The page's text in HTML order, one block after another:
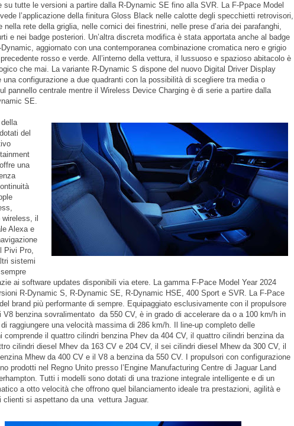
su tutte le versioni a partire dalla R-Dynamic SE fino alla SVR. La F-Ppace Model
l’applicazione della finitura Gloss Black nelle calotte degli specchietti retrovisori,
nella rete della griglia, nelle cornici dei finestrini, nelle prese d’aria dei parafanghi,
e nei badge posteriori. Un’altra discreta modifica è stata apportata anche al badge
aggiornato con una contemporanea combinazione cromatica nero e grigio
rosso e verde. All’interno della vettura, il lussuoso e spazioso abitacolo è
che mai. La variante R-Dynamic S dispone del nuovo Digital Driver Display
una configurazione a due quadranti con la possibilità di scegliere tra media o
pannello centrale mentre il Wireless Device Charging è di serie a partire dalla
SE.
del
una
wireless, il
Alexa e
Pivi Pro,
sistemi
ai software updates disponibili via etere. La gamma F-Pace Model Year 2024
R-Dynamic S, R-Dynamic SE, R-Dynamic HSE, 400 Sport e SVR. La F-Pace
brand più performante di sempre. Equipaggiato esclusivamente con il propulsore
V8 benzina sovralimentato da 550 CV, è in grado di accelerare da o a 100 km/h in
raggiungere una velocità massima di 286 km/h. Il line-up completo delle
comprende il quattro cilindri benzina Phev da 404 CV, il quattro cilindri benzina da
cilindri diesel Mhev da 163 CV e 204 CV, il sei cilindri diesel Mhew da 300 CV, il
Mhew da 400 CV e il V8 a benzina da 550 CV. I propulsori con configurazione
prodotti nel Regno Unito presso l’Engine Manufacturing Centre di Jaguar Land
Tutti i modelli sono dotati di una trazione integrale intelligente e di un
a otto velocità che offrono quel bilanciamento ideale tra prestazioni, agilità e
clienti si aspettano da una vettura Jaguar.